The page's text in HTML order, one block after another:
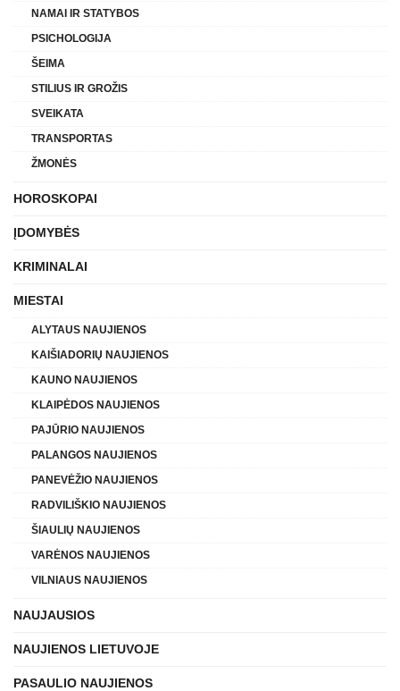
NAMAI IR STATYBOS
PSICHOLOGIJA
ŠEIMA
STILIUS IR GROŽIS
SVEIKATA
TRANSPORTAS
ŽMONĖS
HOROSKOPAI
ĮDOMYBĖS
KRIMINALAI
MIESTAI
ALYTAUS NAUJIENOS
KAIŠIADORIŲ NAUJIENOS
KAUNO NAUJIENOS
KLAIPĖDOS NAUJIENOS
PAJŪRIO NAUJIENOS
PALANGOS NAUJIENOS
PANEVĖŽIO NAUJIENOS
RADVILIŠKIO NAUJIENOS
ŠIAULIŲ NAUJIENOS
VARĖNOS NAUJIENOS
VILNIAUS NAUJIENOS
NAUJAUSIOS
NAUJIENOS LIETUVOJE
PASAULIO NAUJIENOS